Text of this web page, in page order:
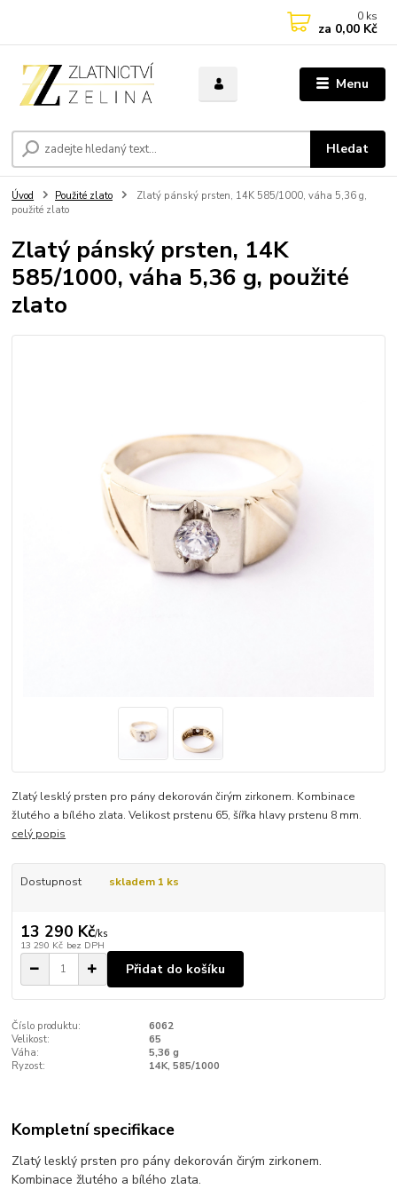
Menu
Hledat
0 ks
za 0,00 Kč
Úvod Použité zlato
Zlatý pánský prsten, 14K 585/1000, váha 5,36 g,
použité zlato
Zlatý pánský prsten, 14K
585/1000, váha 5,36 g, použité
zlato
Zlatý lesklý prsten pro pány dekorován čirým zirkonem. Kombinace
žlutého a bílého zlata. Velikost prstenu 65, šířka hlavy prstenu 8 mm.
celý popis
Dostupnost skladem 1 ks
13 290 Kč/ks
13 290 Kč bez DPH
Přidat do košíku
Číslo produktu:
6062
Velikost:
65
Váha:
5,36 g
Ryzost:
14K, 585/1000
Kompletní specifikace
Zlatý lesklý prsten pro pány dekorován čirým zirkonem.
Kombinace žlutého a bílého zlata.